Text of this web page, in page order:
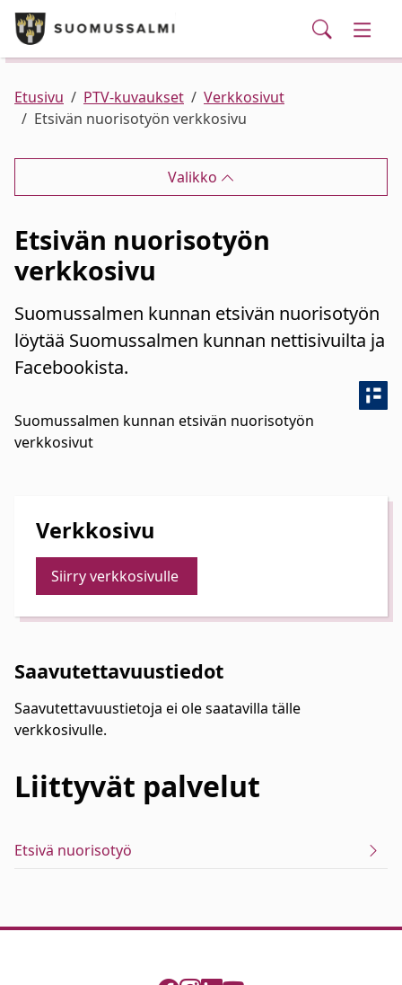
Siirry pääsisältöön
Puhelinluettelo/yhteystiedot
Palvelut
Ajankohtaista
Verkkokauppa
Haku
Kunta ja hallinto
Asuminen ja ympäristö
Elinvoima
Kulttuuri, vapaa-aika ja nuoret
Etusivu PTV-kuvaukset
Verkkosivut
Etsivän nuorisotyön verkkosivu
Valikko
Etsivän nuorisotyön
verkkosivu
Suomussalmen kunnan etsivän nuorisotyön
löytää Suomussalmen kunnan nettisivuilta ja
Facebookista.
Suomussalmen kunnan etsivän nuorisotyön
verkkosivut
Verkkosivu
Siirry verkkosivulle
Saavutettavuustiedot
Saavutettavuustietoja ei ole saatavilla tälle
verkkosivulle.
Liittyvät palvelut
Etsivä nuorisotyö